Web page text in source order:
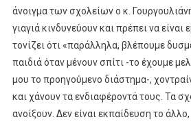
άνοιγμα των σχολείων ο κ.
γιαγιά κινδυνεύουν και πρέπει να είναι
τονίζει ότι «παράλληλα, βλέπουμε
παιδιά όταν μένουν σπίτι -το έχουμε
μου το προηγούμενο διάστημα-,
και χάνουν τα ενδιαφέροντά τους. Τα
ανοίξουν. Δεν είναι εκπαίδευση το